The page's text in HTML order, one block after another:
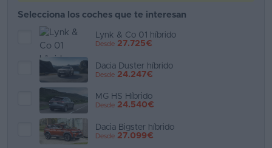
Vender
Ventas
coches
Selecciona los coches que te interesan
Lynk & Co 01 híbrido
Desde 27.725€
Dacia Duster híbrido
Desde 24.247€
MG HS Híbrido
Desde 24.540€
Dacia Bigster híbrido
Desde 27.099€